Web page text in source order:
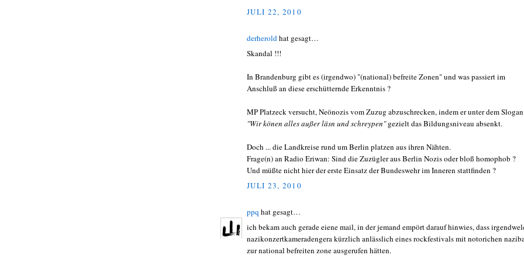
JULI 22, 2010
derheroldhat gesagt…
Skandal !!!
In Brandenburg gibt es (irgendwo) "(national) befreite Zonen" und was passiert im
Anschluß an diese erschütternde Erkenntnis ?
MP Platzeck versucht, Neönozis vom Zuzug abzuschrecken, indem er unter dem Slogan
"Wir könen alles außer läsn und schreypen"gezielt das Bildungsniveau absenkt.
Doch ... die Landkreise rund um Berlin platzen aus ihren Nähten.
Frage(n) an Radio Eriwan: Sind die Zuzügler aus Berlin Nozis oder bloß homophob ?
Und müßte nicht hier der erste Einsatz der Bundeswehr im Inneren stattfinden ?
JULI 23, 2010
ppq hat gesagt…
ich bekam auch gerade eiene mail, in der jemand empört darauf hinwies, dass
nazikonzertkameradengera kürzlich anlässlich eines rockfestivals mit notorichen
zur national befreiten zone ausgerufen hätten.